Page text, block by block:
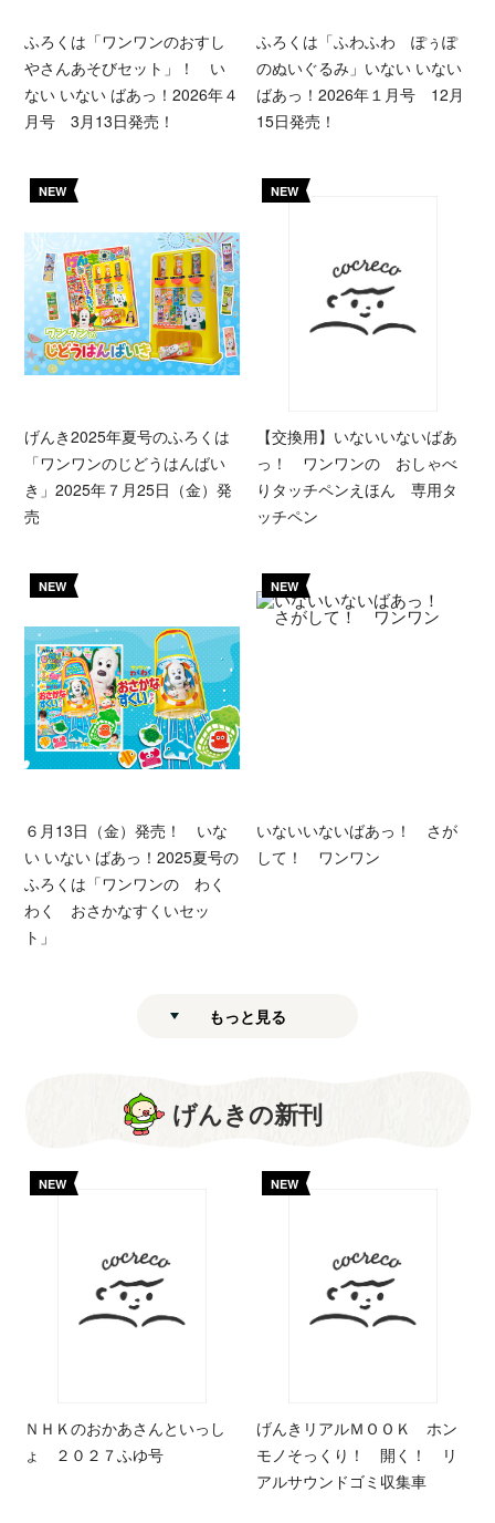
ふろくは「ワンワンのおすし
やさんあそびセット」！ い
ない いない ばあっ！2026年４
月号 3月13日発売！
ふろくは「ふわふわ ぽぅぽ
のぬいぐるみ」いない いない
ばあっ！2026年１月号 12月
15日発売！
NEW
げんき2025年夏号のふろくは
「ワンワンのじどうはんばい
き」2025年７月25日（金）発
売
NEW
【交換用】いないいないばあ
っ！ ワンワンの おしゃべ
りタッチペンえほん 専用タ
ッチペン
NEW
６月13日（金）発売！ いな
い いない ばあっ！2025夏号の
ふろくは「ワンワンの わく
わく おさかなすくいセッ
ト」
NEW
いないいないばあっ！ さが
して！ ワンワン
もっと見る
げんきの新刊
NEW
ＮＨＫのおかあさんといっし
ょ ２０２７ふゆ号
NEW
げんきリアルＭＯＯＫ ホン
モノそっくり！ 開く！ リ
アルサウンドゴミ収集車